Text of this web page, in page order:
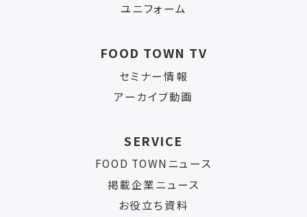
ユニフォーム
FOOD TOWN TV
セミナー情報
アーカイブ動画
SERVICE
FOOD TOWNニュース
掲載企業ニュース
お役立ち資料